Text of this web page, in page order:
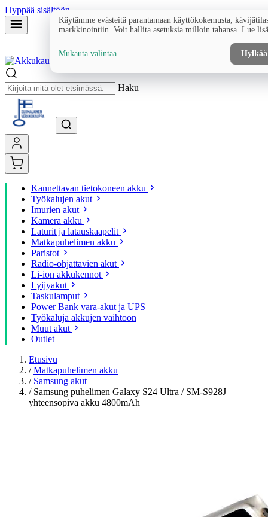
Hyppää sisältöön
Haku
Kannettavan tietokoneen akku
Työkalujen akut
Imurien akut
Kamera akku
Laturit ja latauskaapelit
Matkapuhelimen akku
Paristot
Radio-ohjattavien akut
Li-ion akkukennot
Lyijyakut
Taskulamput
Power Bank vara-akut ja UPS
Työkaluja akkujen vaihtoon
Muut akut
Outlet
Etusivu
/ Matkapuhelimen akku
/ Samsung akut
/ Samsung puhelimen Galaxy S24 Ultra / SM-S928J
yhteensopiva akku 4800mAh
Käytämme evästeitä parantamaan käyttökokemusta,
markkinointiin. Voit hallita asetuksia milloin tahansa. Lue
Mukauta valintaa Hylkää